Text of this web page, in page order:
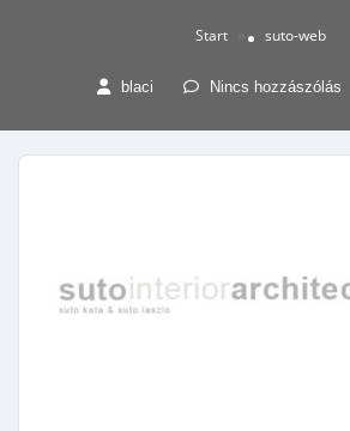
Start » suto-web
blaci Nincs hozzászólás